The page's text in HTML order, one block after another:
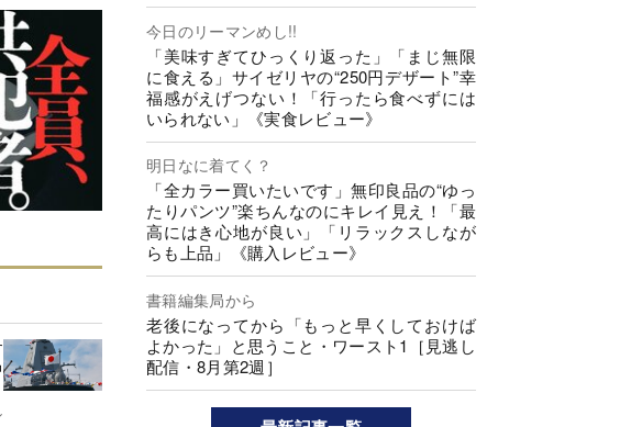
今日のリーマンめし!!
「美味すぎてひっくり返った」「まじ無限
に食える」サイゼリヤの“250円デザート”幸
福感がえげつない！「行ったら食べずには
いられない」《実食レビュー》
明日なに着てく？
「全カラー買いたいです」無印良品の“ゆっ
たりパンツ”楽ちんなのにキレイ見え！「最
高にはき心地が良い」「リラックスしなが
らも上品」《購入レビュー》
書籍編集局から
老後になってから「もっと早くしておけば
よかった」と思うこと・ワースト1［見逃し
配信・8月第2週］